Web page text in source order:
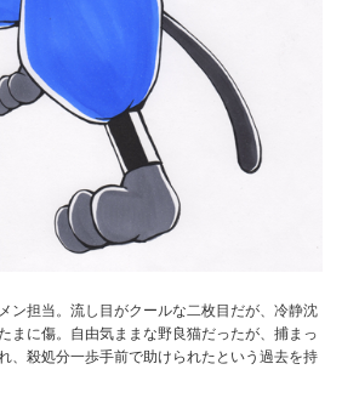
ン担当。流し目がクールな二枚目だが、冷静沈
まに傷。自由気ままな野良猫だったが、捕まっ
、殺処分一歩手前で助けられたという過去を持